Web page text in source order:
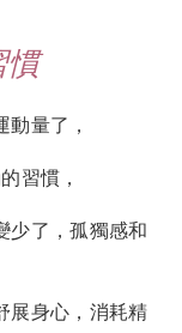
慣
量了，
習慣，
少了，孤獨感和
展身心，消耗精